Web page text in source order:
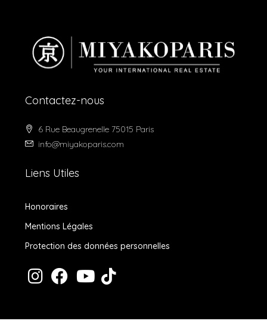
Contactez-nous
6 Rue Beaugrenelle 75015 Paris
info@miyakoparis.com
Liens Utiles
Honoraires
Mentions Légales
Protection des données personnelles